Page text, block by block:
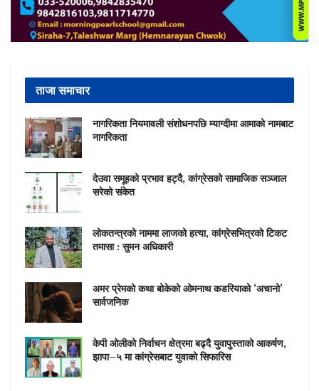
ताजा समाचार
नागरिकता नियमावली संशोधनपछि म्याग्दीमा आमाको नामबाट
नागरिकता
देउवा समूहको प्रभाव हट्दै, कांग्रेसको सामाजिक सञ्जाल
सरेको संकेत
लोकतन्त्रको नाममा लाजको हत्या, कांग्रेसभित्रको टिकट
तमासा : सुमन अधिकारी
अमर प्रेमको कथा बोकेको ओमनाथ कडरियाको ‘अचानो’
सार्वजनिक
केपी ओलीको निर्वाचन क्षेत्रमा बढ्दै युवापुस्ताको आकर्षण,
झापा–५ मा कांग्रेसबाट युवाको सिफारिस